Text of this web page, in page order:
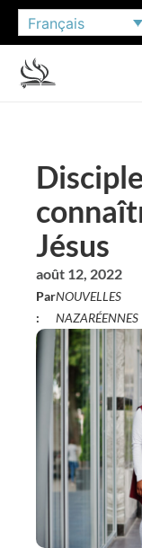
Français
Jésus
août 12, 2022
Par
:
NOUVELLES
NAZARÉENNES